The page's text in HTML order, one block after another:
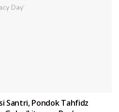
Santri, Pondok Tahfidz